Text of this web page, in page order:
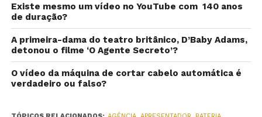
Existe mesmo um vídeo no YouTube com 140 anos
de duração?
A primeira-dama do teatro britânico, D’Baby Adams,
detonou o filme ‘O Agente Secreto’?
O vídeo da máquina de cortar cabelo automática é
verdadeiro ou falso?